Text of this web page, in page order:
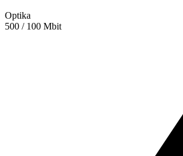
Optika
500 / 100 Mbit